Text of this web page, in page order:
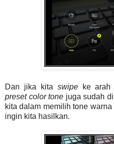
Dan jika kita swipe
ke arah
preset color tone juga sudah
kita dalam memilih tone
ingin kita hasilkan.